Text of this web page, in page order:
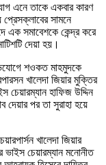
এনে তাকে একবার কারণ
প্রেসক্লাবের সামনে
এক সমাবেশকে কেন্দ্র করে
দেয়া হয়।
শওকত মাহমুদকে
খালেদা জিয়ার মুক্তির
চেয়ারম্যান হাফিজ উদ্দিন
পর তা সুরাহা হয়ে
খালেদা জিয়ার
ভাইস চেয়ারম্যান মনোনীত